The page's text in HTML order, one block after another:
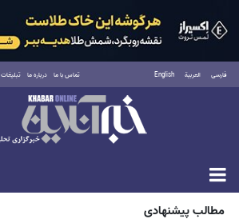
فارسی العربية English تماس با ما درباره ما تبلیغات
شنبه ۱۷ مرداد ۱۴۰۵
مطالب پیشنهادی